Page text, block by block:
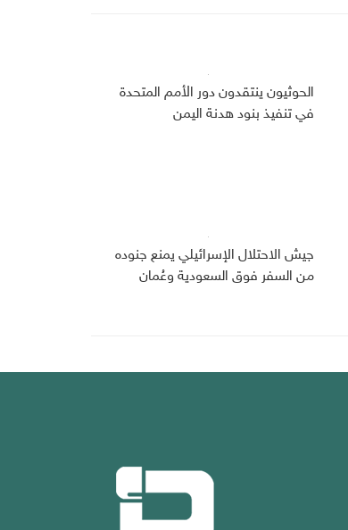
الحوثيون ينتقدون دور الأمم المتحدة
في تنفيذ بنود هدنة اليمن
جيش الاحتلال الإسرائيلي يمنع جنوده
من السفر فوق السعودية وعُمان